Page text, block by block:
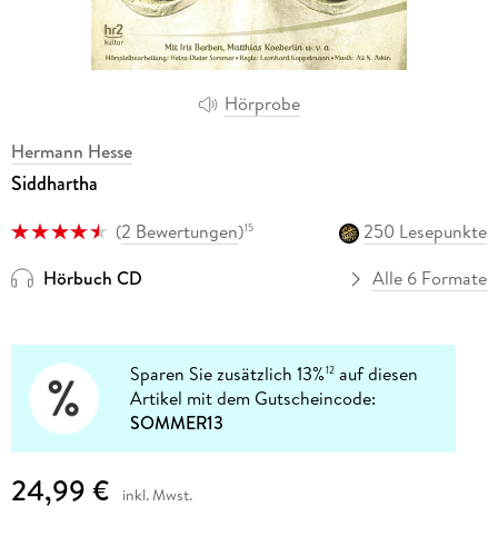
Hörprobe
Hermann Hesse
Siddhartha
(2 Bewertungen)15
250 Lesepunkte
Hörbuch CD
Alle 6 Formate
Sparen Sie zusätzlich 13%12 auf diesen
Artikel mit dem Gutscheincode:
SOMMER13
24,99 € inkl. Mwst.